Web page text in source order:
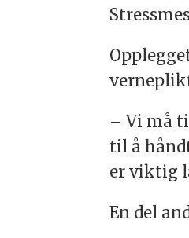
– Vi må
til å
er viktig
En del